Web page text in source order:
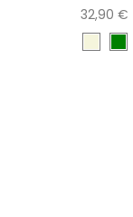
32,90 €